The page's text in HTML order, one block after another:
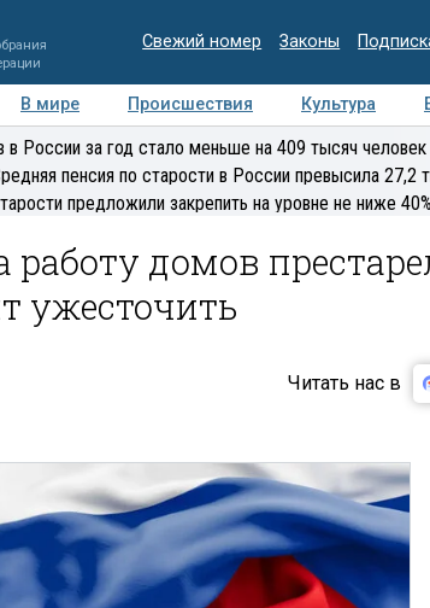
Свежий номер Законы
В мире Происшествия Культура
Медиацентр Интервью
в России за год стало меньше на 409 тысяч человек
пенсия по старости в России превысила 27,2
предложили закрепить на уровне не ниже
работу домов
ужесточить
Читать нас в